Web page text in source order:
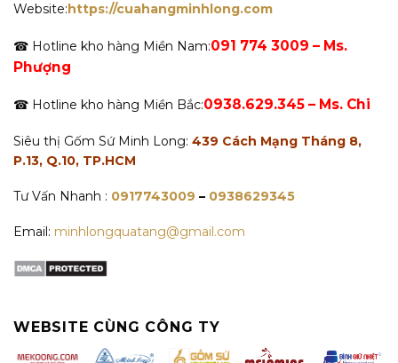
Website: https://cuahangminhlong.com
☎ Hotline kho hàng Miền Nam:091 774 3009 – Ms.
Phượng
☎ Hotline kho hàng Miền Bắc:0938.629.345 – Ms. Chi
Siêu thị Gốm Sứ Minh Long: 439 Cách Mạng Tháng 8,
P.13, Q.10, TP.HCM
Tư Vấn Nhanh : 0917743009 – 0938629345
Email: minhlongquatang@gmail.com
WEBSITE CÙNG CÔNG TY